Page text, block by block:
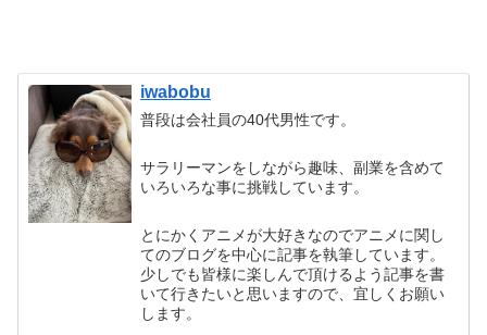
iwabobu
普段は会社員の40代男性です。
サラリーマンをしながら趣味、副業を含めて
いろいろな事に挑戦しています。
とにかくアニメが大好きなのでアニメに関し
てのブログを中心に記事を執筆しています。
少しでも皆様に楽しんで頂けるよう記事を書
いて行きたいと思いますので、宜しくお願い
します。